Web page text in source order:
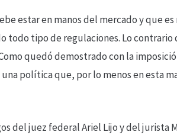
estar en manos del mercado y que es
todo tipo de regulaciones. Lo contrario
quedó demostrado con la
política que, por lo menos en esta
del juez federal Ariel Lijo y del jurista